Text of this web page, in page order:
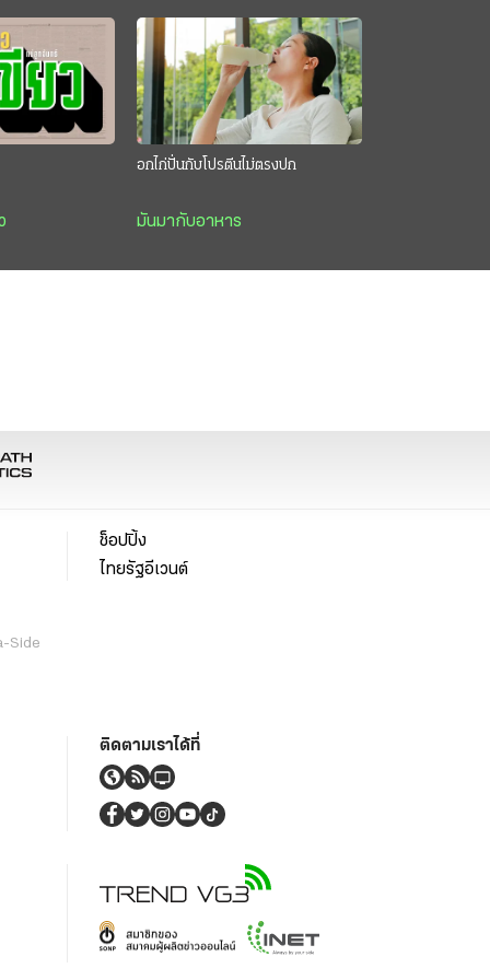
อกไก่ปั่นกับโปรตีนไม่ตรงปก
มันมากับอาหาร
Side
ช็อปปิ้ง
ไทยรัฐอีเวนต์
ติดตามเราได้ที่